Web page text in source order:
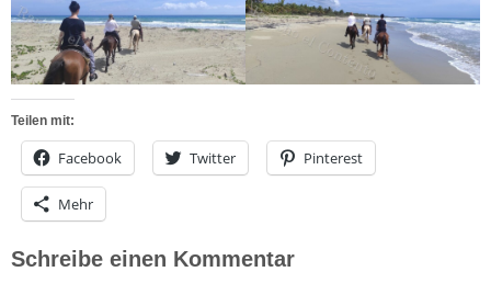
Teilen mit:
Facebook Twitter Pinterest
Mehr
Schreibe einen Kommentar